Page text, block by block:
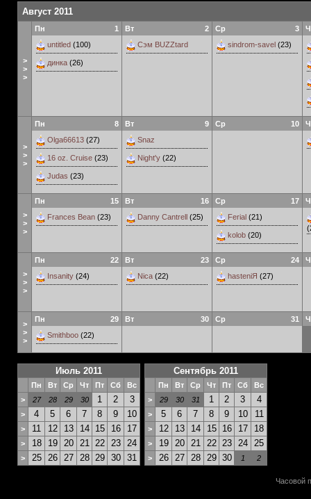
Август 2011
>
>
>
1
Пн
untitled (100)
динка (26)
2
Вт
Сэм BUZZtard
3
Ср
sindrom-savel (23)
>
>
>
8
Пн
Olga66613 (27)
16 oz. Cruise (23)
Judas (23)
9
Вт
Snaz
Night'y (22)
10
Ср
>
>
>
15
Пн
Frances Bean (23)
16
Вт
Danny Cantrell (25)
17
Ср
Ferial (21)
kolob (20)
>
>
>
22
Пн
Insanity (24)
23
Вт
Nica (22)
24
Ср
hasteniЯ (27)
>
>
>
29
Пн
Smithboo (22)
30
Вт 31
Ср
Июль 2011
Пн Вт Ср Чт Пт Сб
Вс
>
27 28 29 30 1 2 3
> 4 5 6 7 8 9 10
> 11 12 13 14 15 16 17
> 18 19 20 21 22 23 24
> 25 26 27 28 29 30 31
Сентябрь 2011
Пн Вт Ср Чт Пт Сб
Вс
>
29 30 31 1 2 3 4
> 5 6 7 8 9 10 11
> 12 13 14 15 16 17 18
> 19 20 21 22 23 24 25
> 26 27 28 29 30 1 2
Часовой